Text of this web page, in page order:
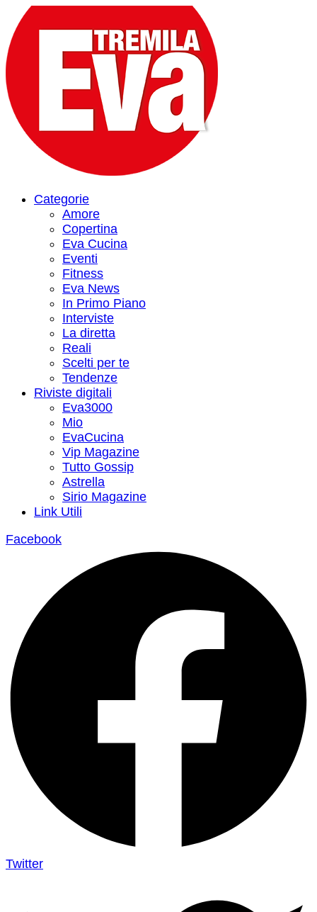
Categorie
Amore
Copertina
Eva Cucina
Eventi
Fitness
Eva News
In Primo Piano
Interviste
La diretta
Reali
Scelti per te
Tendenze
Riviste digitali
Eva3000
Mio
EvaCucina
Vip Magazine
Tutto Gossip
Astrella
Sirio Magazine
Link Utili
Facebook
Twitter